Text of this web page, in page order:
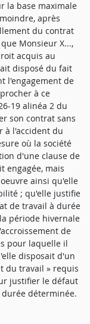
la base maximale
après
du contrat
Monsieur X...,
acquis au
disposé du fait
l'engagement de
à ce
19 alinéa 2 du
son contrat sans
à l'accident du
où la société
d'une clause de
engagée, mais
ainsi qu'elle
; qu'elle justifie
de travail à durée
période hivernale
de
pour laquelle il
disposait d'un
du travail » requis
justifier le défaut
déterminée.